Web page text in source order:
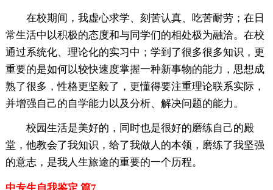
在校期间，我虚心求学、刻苦认真、吃苦耐劳；在日
常生活中以积极的态度和与同学们的相处极为融洽。在校
通过系统化、理论化的实习中；学到了很多很多知识，更
重要的是如何以较快速度掌握一种新事物的能力，思想成
熟了很多，性格更坚毅了，更懂得要注重理论联系实际，
并增强自己的自学能力以及分析、解决问题的能力。
校园生活是美好的，同时也是很好的磨练自己的殿
堂，他教会了我知识，给了我做人的本领，磨练了我坚强
的意志，是我人生旅途的重要的一个历程。